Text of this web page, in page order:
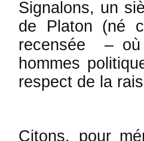
Signalons, un
de Pla­ton (né
recensée – où
hommes
respect de la
Citons, pour